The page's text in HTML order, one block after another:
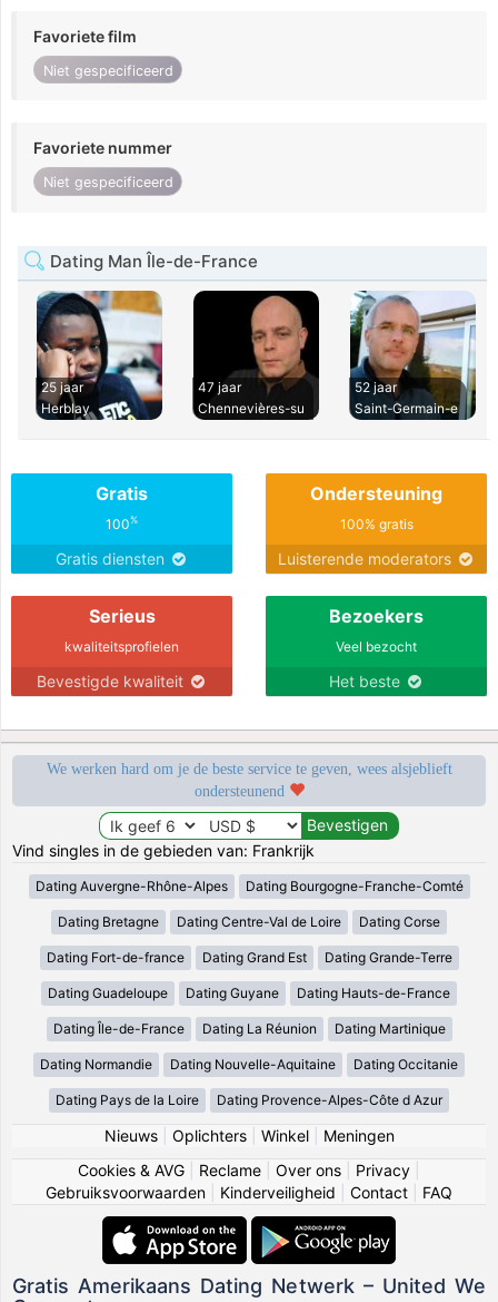
Favoriete film
Niet gespecificeerd
Favoriete nummer
Niet gespecificeerd
Dating Man Île-de-France
25 jaar
Herblay
47 jaar
Chennevières-su
52 jaar
Saint-Germain-e
Gratis
100%
Gratis diensten
Ondersteuning
100% gratis
Luisterende moderators
Serieus
kwaliteitsprofielen
Bevestigde kwaliteit
Bezoekers
Veel bezocht
Het beste
We werken hard om je de beste service te geven, wees alsjeblieft
ondersteunend
Vind singles in de gebieden van: Frankrijk
Dating Auvergne-Rhône-Alpes Dating Bourgogne-Franche-Comté
Dating Bretagne Dating Centre-Val de Loire Dating Corse
Dating Fort-de-france Dating Grand Est Dating Grande-Terre
Dating Guadeloupe Dating Guyane Dating Hauts-de-France
Dating Île-de-France Dating La Réunion Dating Martinique
Dating Normandie Dating Nouvelle-Aquitaine Dating Occitanie
Dating Pays de la Loire Dating Provence-Alpes-Côte d Azur
Nieuws| Oplichters| Winkel| Meningen
Cookies & AVG
Reclame Over ons Privacy
Gebruiksvoorwaarden
Kinderveiligheid Contact FAQ
Gratis Amerikaans Dating Netwerk – United We